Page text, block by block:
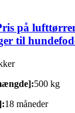
på
til
500 kg
18 måneder